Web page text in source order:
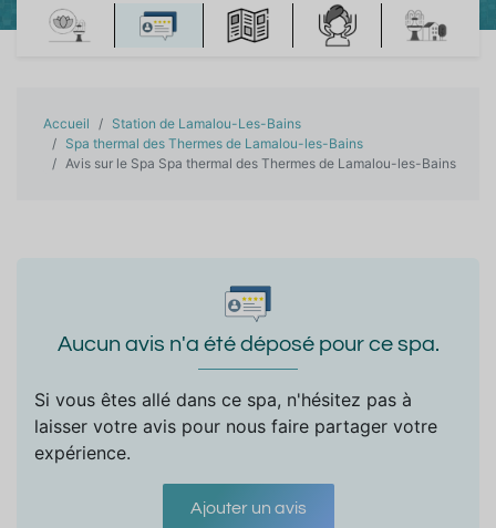
Voir l'adresse e-mail
Accueil
Station de Lamalou-Les-Bains
Spa thermal des Thermes de Lamalou-les-Bains
Avis sur le Spa Spa thermal des Thermes de Lamalou-les-Bains
Aucun avis n'a été déposé pour ce spa.
Si vous êtes allé dans ce spa, n'hésitez pas à
laisser votre avis pour nous faire partager votre
expérience.
Ajouter un avis